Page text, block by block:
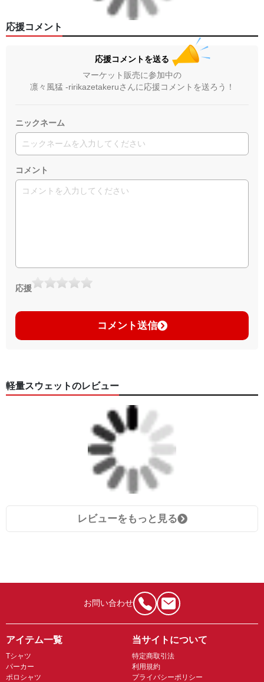
応援コメント
応援コメントを送る
マーケット販売に参加中の
凛々風猛 -ririkazetakeruさんに応援コメントを送ろう！
ニックネーム
コメント
応援
コメント送信
軽量スウェットのレビュー
レビューをもっと見る
お問い合わせ
アイテム一覧
Tシャツ
パーカー
ポロシャツ
当サイトについて
特定商取引法
利用規約
プライバシーポリシー